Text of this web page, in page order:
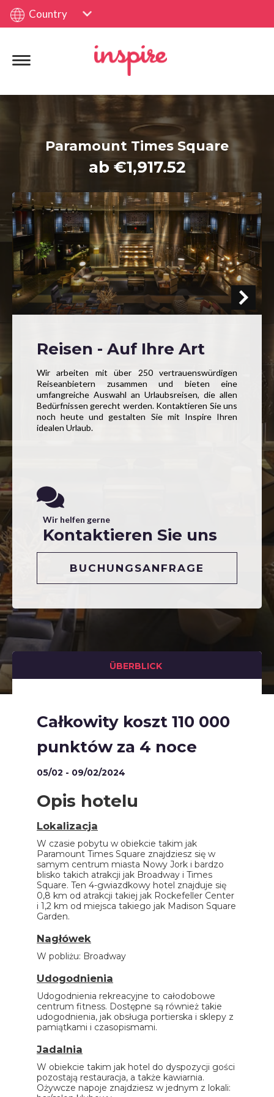
Country
Paramount Times Square
ab €1,917.52
Reisen - Auf Ihre Art
Wir arbeiten mit über 250 vertrauenswürdigen
Reiseanbietern zusammen und bieten eine
umfangreiche Auswahl an Urlaubsreisen, die allen
Bedürfnissen gerecht werden. Kontaktieren Sie uns
noch heute und gestalten Sie mit Inspire Ihren
idealen Urlaub.
Wir helfen gerne
Kontaktieren Sie uns
BUCHUNGSANFRAGE
ÜBERBLICK
Całkowity koszt 110 000
punktów za 4 noce
05/02 - 09/02/2024
Opis hotelu
Lokalizacja
W czasie pobytu w obiekcie takim jak
Paramount Times Square znajdziesz się w
samym centrum miasta Nowy Jork i bardzo
blisko takich atrakcji jak Broadway i Times
Square. Ten 4-gwiazdkowy hotel znajduje się
0,8 km od atrakcji takiej jak Rockefeller Center
i 1,2 km od miejsca takiego jak Madison Square
Garden.
Nagłówek
W pobliżu: Broadway
Udogodnienia
Udogodnienia rekreacyjne to całodobowe
centrum fitness. Dostępne są również takie
udogodnienia, jak obsługa portierska i sklepy z
pamiątkami i czasopismami.
Jadalnia
W obiekcie takim jak hotel do dyspozycji gości
pozostają restauracja, a także kawiarnia.
Ożywcze napoje znajdziesz w jednym z lokali: